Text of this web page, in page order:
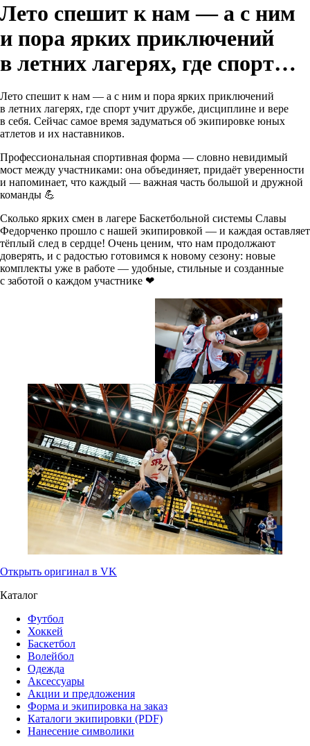
Лето спешит к нам — а с ним
и пора ярких приключений
в летних лагерях, где спорт…
Лето спешит к нам — а с ним и пора ярких приключений
в летних лагерях, где спорт учит дружбе, дисциплине и вере
в себя. Сейчас самое время задуматься об экипировке юных
атлетов и их наставников.
Профессиональная спортивная форма — словно невидимый
мост между участниками: она объединяет, придаёт уверенности
и напоминает, что каждый — важная часть большой и дружной
команды 💪
Сколько ярких смен в лагере Баскетбольной системы Славы
Федорченко прошло с нашей экипировкой — и каждая оставляет
тёплый след в сердце! Очень ценим, что нам продолжают
доверять, и с радостью готовимся к новому сезону: новые
комплекты уже в работе — удобные, стильные и созданные
с заботой о каждом участнике ❤
Открыть оригинал в VK
Каталог
Футбол
Хоккей
Баскетбол
Волейбол
Одежда
Аксессуары
Акции и предложения
Форма и экипировка на заказ
Каталоги экипировки (PDF)
Нанесение символики